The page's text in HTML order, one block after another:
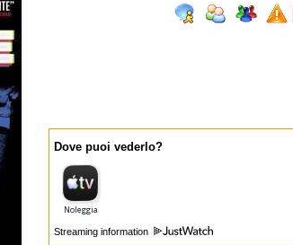
Dove puoi vederlo?
Streaming information